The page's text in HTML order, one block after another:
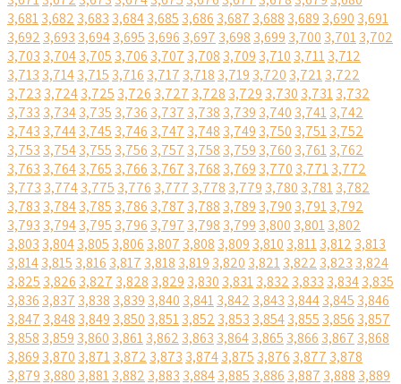
3,6813,682 3,683 3,6843,685 3,686 3,687 3,688 3,689 3,690 3,691
3,692 3,693 3,6943,695 3,696 3,697 3,698 3,699 3,700 3,7013,702
3,703 3,7043,705 3,706 3,707 3,708 3,709 3,710 3,7113,712
3,713 3,7143,715 3,716 3,717 3,718 3,719 3,720 3,7213,722
3,723 3,7243,725 3,726 3,727 3,728 3,729 3,730 3,7313,732
3,733 3,7343,735 3,736 3,737 3,738 3,739 3,740 3,7413,742
3,743 3,7443,745 3,746 3,747 3,748 3,749 3,750 3,7513,752
3,753 3,7543,755 3,756 3,757 3,758 3,759 3,760 3,7613,762
3,763 3,7643,765 3,766 3,767 3,768 3,769 3,770 3,7713,772
3,773 3,7743,775 3,776 3,777 3,778 3,779 3,780 3,7813,782
3,783 3,7843,785 3,786 3,787 3,788 3,789 3,790 3,7913,792
3,793 3,7943,795 3,796 3,797 3,798 3,799 3,800 3,8013,802
3,803 3,8043,805 3,806 3,807 3,808 3,809 3,810 3,8113,812 3,813
3,8143,815 3,816 3,817 3,818 3,819 3,820 3,8213,822 3,823 3,824
3,825 3,826 3,827 3,828 3,829 3,830 3,8313,832 3,833 3,8343,835
3,836 3,837 3,838 3,839 3,840 3,8413,842 3,843 3,8443,845 3,846
3,847 3,848 3,849 3,850 3,8513,852 3,853 3,8543,855 3,856 3,857
3,858 3,859 3,860 3,8613,862 3,863 3,8643,865 3,866 3,867 3,868
3,869 3,870 3,8713,872 3,873 3,8743,875 3,876 3,877 3,878
3,879 3,880 3,8813,882 3,883 3,8843,885 3,886 3,887 3,888 3,889